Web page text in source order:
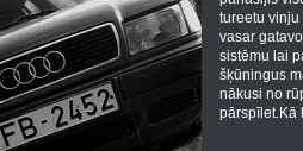
tureetu vinju
vasar
sistēmu lai
šķūningus
nākusi no
pārspīlet.Kā